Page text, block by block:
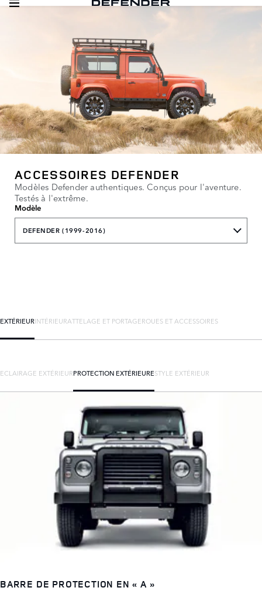
ACCESSOIRES DEFENDER
Modèles Defender authentiques. Conçus pour l'aventure.
Testés à l'extrême.
Modèle
DEFENDER (1999-2016)
EXTÉRIEURINTÉRIEURATTELAGE ET PORTAGEROUES ET ACCESSOIRES
ECLAIRAGE EXTÉRIEURPROTECTION EXTÉRIEURESTYLE EXTÉRIEUR
BARRE DE PROTECTION EN « A »